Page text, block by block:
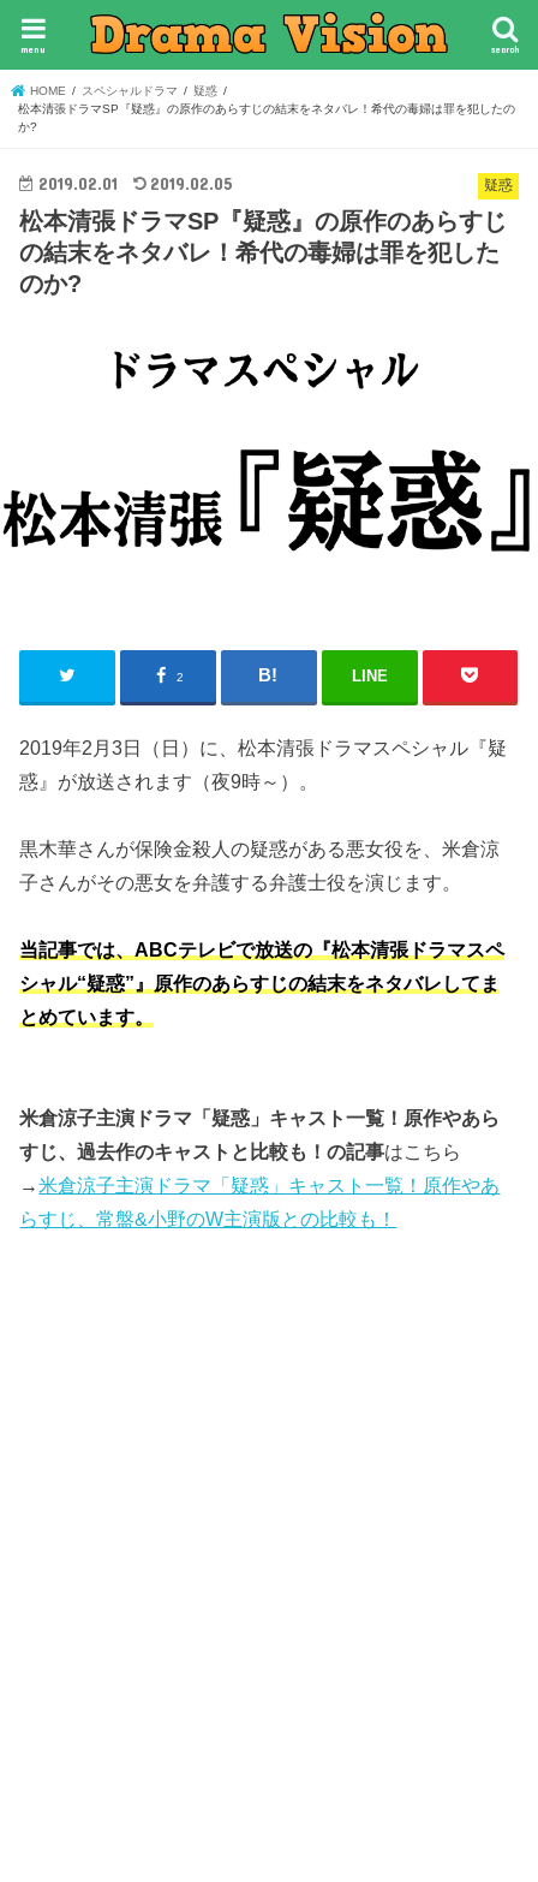
search
menu
HOME スペシャルドラマ
疑惑
松本清張ドラマSP『疑惑』の原作のあらすじの結末をネタバレ！希代の毒婦は罪を犯したの
か?
疑惑
2019.02.01 2019.02.05
松本清張ドラマSP『疑惑』の原作のあらすじ
の結末をネタバレ！希代の毒婦は罪を犯した
のか?
2 LINE
2019年2月3日（日）に、松本清張ドラマスペシャル『疑
惑』が放送されます（夜9時～）。
黒木華さんが保険金殺人の疑惑がある悪女役を、米倉涼
子さんがその悪女を弁護する弁護士役を演じます。
当記事では、ABCテレビで放送の『松本清張ドラマスペ
シャル“疑惑”』原作のあらすじの結末をネタバレしてま
とめています。
米倉涼子主演ドラマ「疑惑」キャスト一覧！原作やあら
すじ、過去作のキャストと比較も！の記事はこちら
→米倉涼子主演ドラマ「疑惑」キャスト一覧！原作やあ
らすじ、常盤&小野のW主演版との比較も！